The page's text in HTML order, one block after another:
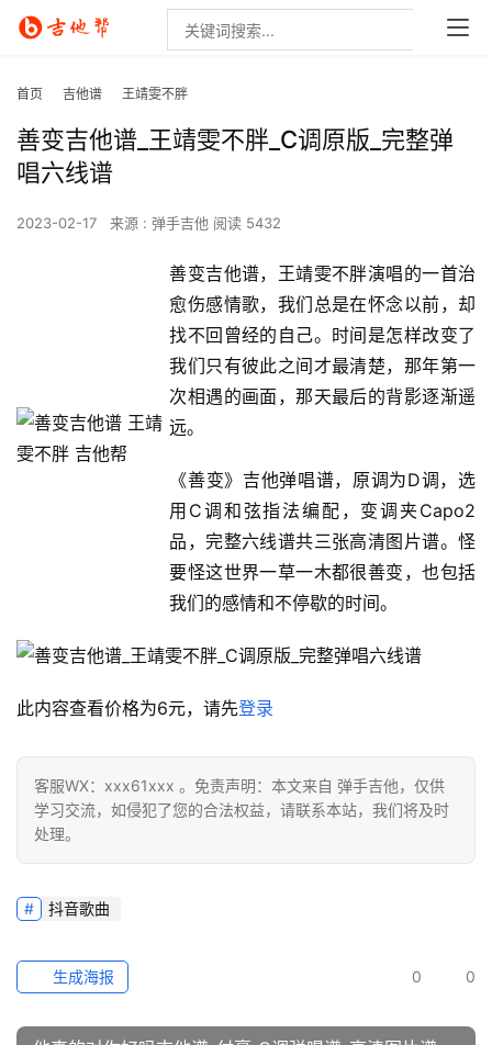
首页 吉他谱 王靖雯不胖
善变吉他谱_王靖雯不胖_C调原版_完整弹
唱六线谱
2023-02-17 来源 : 弹手吉他 阅读 5432
善变吉他谱，王靖雯不胖演唱的一首治
愈伤感情歌，我们总是在怀念以前，却
找不回曾经的自己。时间是怎样改变了
我们只有彼此之间才最清楚，那年第一
次相遇的画面，那天最后的背影逐渐遥
远。
《善变》吉他弹唱谱，原调为D调，选
用C调和弦指法编配，变调夹Capo2
品，完整六线谱共三张高清图片谱。怪
要怪这世界一草一木都很善变，也包括
我们的感情和不停歇的时间。
此内容查看价格为6元，请先登录
客服WX：xxx61xxx 。免责声明：本文来自 弹手吉他，仅供
学习交流，如侵犯了您的合法权益，请联系本站，我们将及时
处理。
抖音歌曲
0 0
生成海报